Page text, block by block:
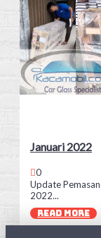
Januari 2022
0
Update
2022...
READ MORE